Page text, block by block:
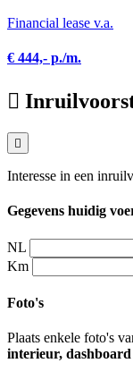
Financial lease v.a.
€ 444,- p./m.
Interesse in een
Gegevens huidig
NL
Km
Foto's
Plaats enkele foto's
interieur, dashboard